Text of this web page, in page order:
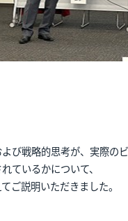
び戦略的思考が、実際の
ているかについて、
ご説明いただきました。